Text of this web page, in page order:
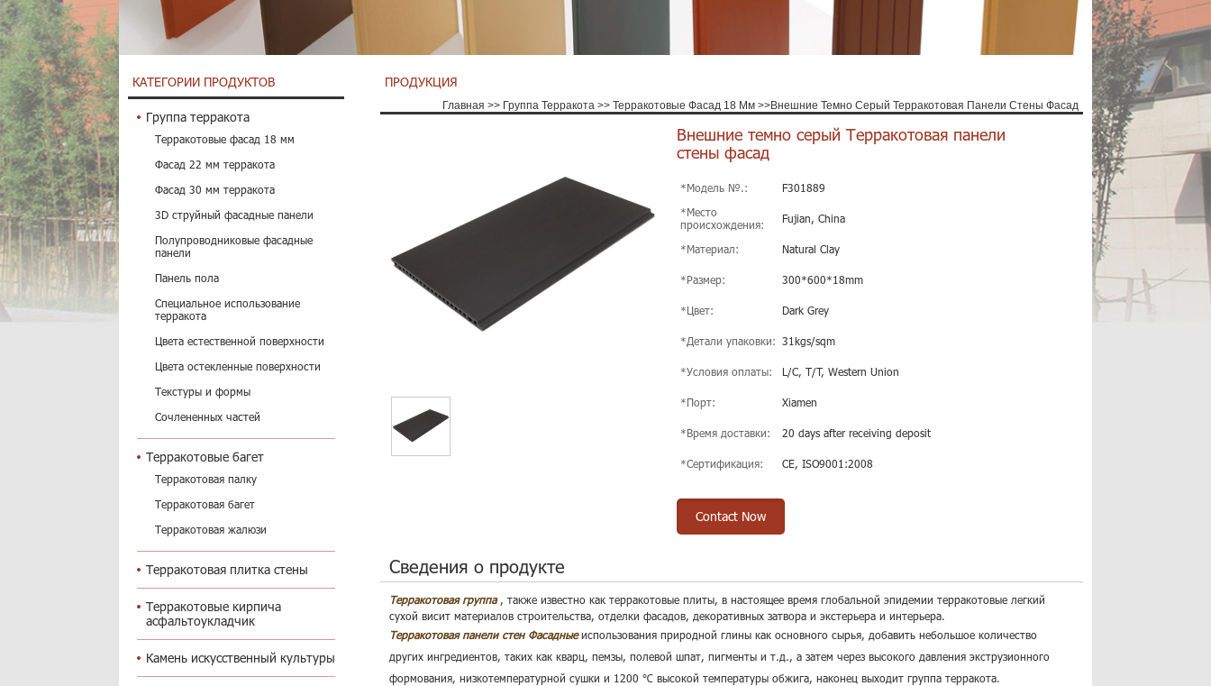
КАТЕГОРИИ ПРОДУКТОВ
Группа терракота
Терракотовые фасад 18 мм
Фасад 22 мм терракота
Фасад 30 мм терракота
3D струйный фасадные панели
Полупроводниковые фасадные
панели
Панель пола
Специальное использование
терракота
Цвета естественной поверхности
Цвета остекленные поверхности
Текстуры и формы
Сочлененных частей
Терракотовые багет
Терракотовая палку
Терракотовая багет
Терракотовая жалюзи
Терракотовая плитка стены
Терракотовые кирпича
асфальтоукладчик
Камень искусственный культуры
ПРОДУКЦИЯ
Главная >> Группа Терракота >> Терракотовые Фасад 18 Мм >>Внешние Темно Серый Терракотовая Панели Стены Фасад
Внешние темно серый Терракотовая панели
стены фасад
*Модель №.:
F301889
*Место
происхождения:
Fujian, China
*Материал: Natural Clay
*Размер: 300*600*18mm
*Цвет: Dark Grey
*Детали упаковки: 31kgs/sqm
*Условия оплаты: L/C, T/T, Western Union
*Порт: Xiamen
*Время доставки: 20 days after receiving deposit
*Сертификация: CE, ISO9001:2008
Contact Now
Сведения о продукте
Терракотовая группа , также известно как терракотовые плиты, в настоящее время глобальной эпидемии терракотовые легкий
сухой висит материалов строительства, отделки фасадов, декоративных затвора и экстерьера и интерьера.
Терракотовая панели стен Фасадныеиспользования природной глины как основного сырья, добавить небольшое количество
других ингредиентов, таких как кварц, пемзы, полевой шпат, пигменты и т.д., а затем через высокого давления экструзионного
формования, низкотемпературной сушки и 1200 ℃ высокой температуры обжига, наконец выходит группа терракота.